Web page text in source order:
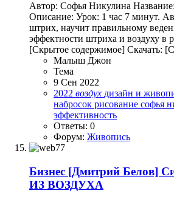
Автор: Софья Никулина
Описание: Урок: 1 час 7 минут.
штрих, научит правильному
эффектности штриха и воздуху в
[Скрытое содержимое] Скачать:
Малыш Джон
Тема
9 Сен 2022
2022 воздух дизайн и
набросок рисование софья
эффективность
Ответы: 0
Форум: Живопись
Бизнес [Дмитрий Белов]
ИЗ ВОЗДУХА